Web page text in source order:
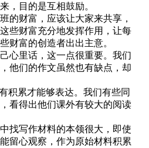
，目的是互相鼓励。
富，应该让大家来共享，
些财富充分地发挥作用，让每
财富的创造者出出主意。
话，这一点很重要。我们
他们的作文虽然也有缺点，却
才能够表达。我们有些同
看得出他们课外有较大的阅读
作材料的本领很大，即使
留心观察，作为原始材料积累